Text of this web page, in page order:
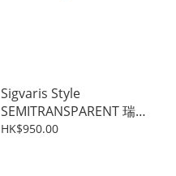
Sigvaris Style
SEMITRANSPARENT 瑞士
絲維亞醫療漸進式襪褲二級
HK$950.00